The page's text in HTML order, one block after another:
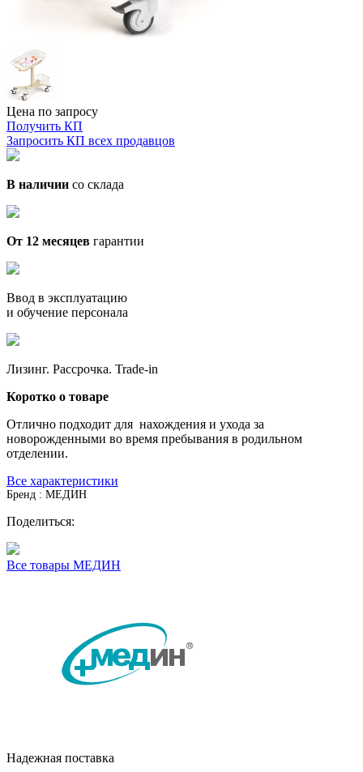
Цена по запросу
Получить КП
Запросить КП всех продавцов
В наличии со склада
От 12 месяцев гарантии
Ввод в эксплуатацию
и обучение персонала
Лизинг. Рассрочка. Trade-in
Коротко о товаре
Отлично подходит для нахождения и ухода за
новорожденными во время пребывания в родильном
отделении.
Все характеристики
Бренд : МЕДИН
Поделиться:
Все товары МЕДИН
Надежная поставка